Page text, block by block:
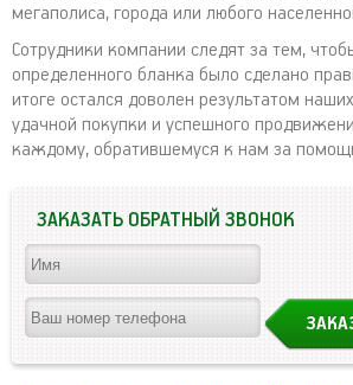
мегаполиса, города или любого
Сотрудники компании следят за тем,
определенного бланка было сделано
итоге остался доволен результатом
удачной покупки и успешного
каждому, обратившемуся к нам за
ЗАКАЗАТЬ ОБРАТНЫЙ ЗВОНОК